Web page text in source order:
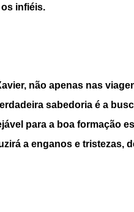
infiéis.
não apenas nas
sabedoria é a
para a boa formação
a enganos e tristezas,